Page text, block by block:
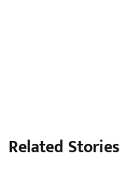
Related Stories